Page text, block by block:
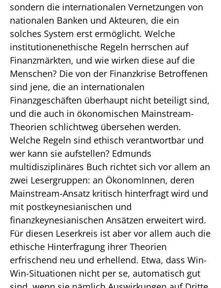
sondern die internationalen Vernetzungen von
nationalen Banken und Akteuren, die ein
solches System erst ermöglicht. Welche
institutionenethische Regeln herrschen auf
Finanzmärkten, und wie wirken diese auf die
Menschen? Die von der Finanzkrise Betroffenen
sind jene, die an internationalen
Finanzgeschäften überhaupt nicht beteiligt sind,
und die auch in ökonomischen Mainstream-
Theorien schlichtweg übersehen werden.
Welche Regeln sind ethisch verantwortbar und
wer kann sie aufstellen? Edmunds
multidisziplinäres Buch richtet sich vor allem an
zwei Lesergruppen: an ÖkonomInnen, deren
Mainstream-Ansatz kritisch hinterfragt wird und
mit postkeynesianischen und
finanzkeynesianischen Ansätzen erweitert wird.
Für diesen Leserkreis ist aber vor allem auch die
ethische Hinterfragung ihrer Theorien
erfrischend neu und erhellend. Etwa, dass Win-
Win-Situationen nicht per se, automatisch gut